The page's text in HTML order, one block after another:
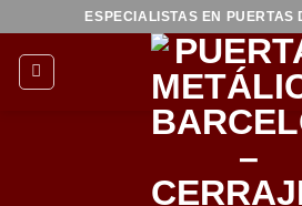
contenido
ESPECIALISTAS EN PUERTAS